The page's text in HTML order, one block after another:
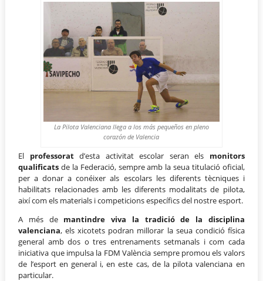
La Pilota Valenciana llega a los más pequeños en pleno
corazón de Valencia
El professoratd’esta activitat escolar seran els monitors
qualificats de la Federació, sempre amb la seua titulació oficial,
per a donar a conéixer als escolars les diferents tècniques i
habilitats relacionades amb les diferents modalitats de pilota,
així com els materials i competicions específics del nostre esport.
A més de mantindre viva la tradició de la disciplina
valenciana, els xicotets podran millorar la seua condició física
general amb dos o tres entrenaments setmanals i com cada
iniciativa que impulsa la FDM València sempre promou els valors
de l’esport en general i, en este cas, de la pilota valenciana en
particular.